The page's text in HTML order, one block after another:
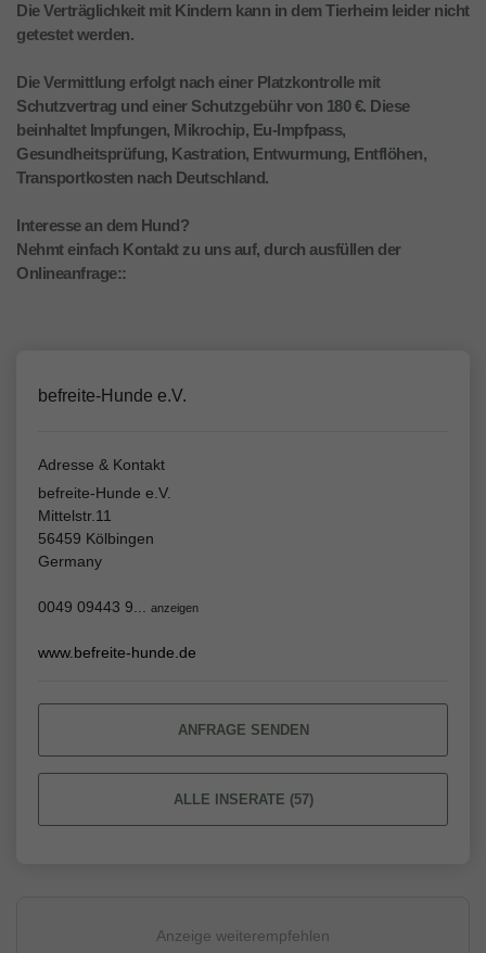
Die Verträglichkeit mit Kindern kann in dem Tierheim leider nicht
getestet werden.
Die Vermittlung erfolgt nach einer Platzkontrolle mit
Schutzvertrag und einer Schutzgebühr von 180 €. Diese
beinhaltet Impfungen, Mikrochip, Eu-Impfpass,
Gesundheitsprüfung, Kastration, Entwurmung, Entflöhen,
Transportkosten nach Deutschland.
Interesse an dem Hund?
Nehmt einfach Kontakt zu uns auf, durch ausfüllen der
Onlineanfrage::
befreite-Hunde e.V.
Adresse & Kontakt
befreite-Hunde e.V.
Mittelstr.11
56459 Kölbingen
Germany
0049 09443 9... anzeigen
www.befreite-hunde.de
ANFRAGE SENDEN
ALLE INSERATE (57)
Anzeige weiterempfehlen